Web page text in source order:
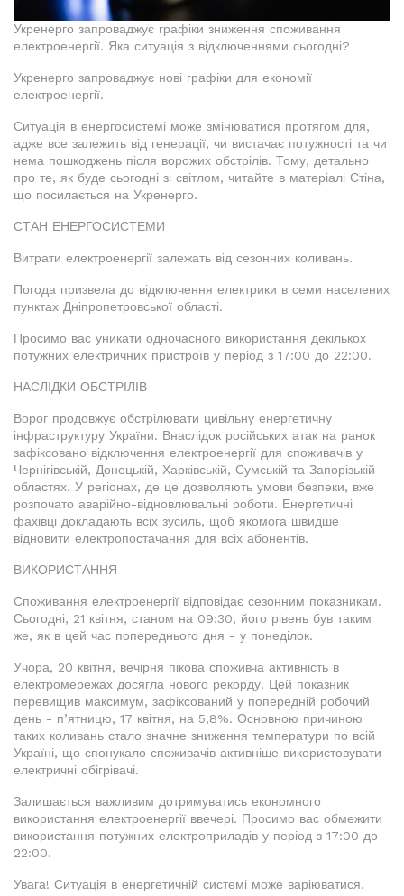
Укренерго запроваджує графіки зниження споживання
електроенергії. Яка ситуація з відключеннями сьогодні?
Укренерго запроваджує нові графіки для економії
електроенергії.
Ситуація в енергосистемі може змінюватися протягом для,
адже все залежить від генерації, чи вистачає потужності та чи
нема пошкоджень після ворожих обстрілів. Тому, детально
про те, як буде сьогодні зі світлом, читайте в матеріалі Стіна,
що посилається на Укренерго.
СТАН ЕНЕРГОСИСТЕМИ
Витрати електроенергії залежать від сезонних коливань.
Погода призвела до відключення електрики в семи населених
пунктах Дніпропетровської області.
Просимо вас уникати одночасного використання декількох
потужних електричних пристроїв у період з 17:00 до 22:00.
НАСЛІДКИ ОБСТРІЛІВ
Ворог продовжує обстрілювати цивільну енергетичну
інфраструктуру України. Внаслідок російських атак на ранок
зафіксовано відключення електроенергії для споживачів у
Чернігівській, Донецькій, Харківській, Сумській та Запорізькій
областях. У регіонах, де це дозволяють умови безпеки, вже
розпочато аварійно-відновлювальні роботи. Енергетичні
фахівці докладають всіх зусиль, щоб якомога швидше
відновити електропостачання для всіх абонентів.
ВИКОРИСТАННЯ
Споживання електроенергії відповідає сезонним показникам.
Сьогодні, 21 квітня, станом на 09:30, його рівень був таким
же, як в цей час попереднього дня - у понеділок.
Учора, 20 квітня, вечірня пікова споживча активність в
електромережах досягла нового рекорду. Цей показник
перевищив максимум, зафіксований у попередній робочий
день - п’ятницю, 17 квітня, на 5,8%. Основною причиною
таких коливань стало значне зниження температури по всій
Україні, що спонукало споживачів активніше використовувати
електричні обігрівачі.
Залишається важливим дотримуватись економного
використання електроенергії ввечері. Просимо вас обмежити
використання потужних електроприладів у період з 17:00 до
22:00.
Увага! Ситуація в енергетичній системі може варіюватися.